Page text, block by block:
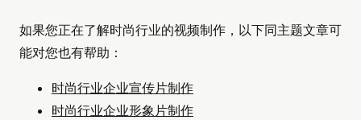
如果您正在了解时尚行业的视频制作，以下同主题文章可
能对您也有帮助：
时尚行业企业宣传片制作
时尚行业企业形象片制作